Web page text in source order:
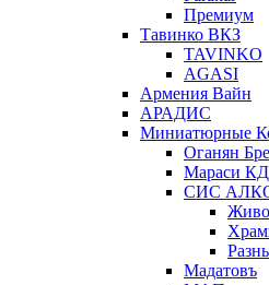
Премиум
Тавинко ВКЗ
TAVINKO
AGASI
Армения Вайн
АРАДИС
Миниатюрные
Оганян
Мараси КД
СИС
Мадатовъ